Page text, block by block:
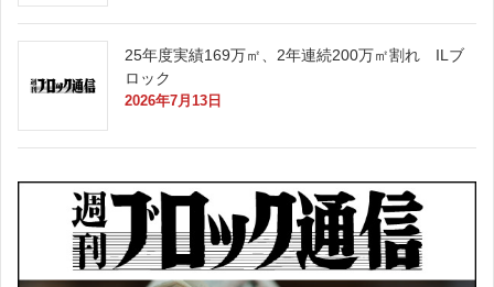
25年度実績169万㎡、2年連続200万㎡割れ ILブ
ロック
2026年7月13日